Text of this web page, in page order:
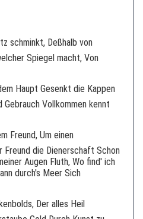
schminkt, Deßhalb von
Spiegel macht, Von
Haupt Gesenkt die Kappen
Vollkommen kennt
Freund, Um einen
die Dienerschaft Schon
Augen Fluth, Wo find' ich
durch's Meer Sich
Der alles Heil